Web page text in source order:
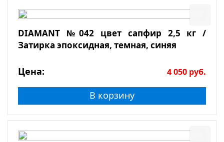
DIAMANT №042 цвет сапфир 2,5 кг /
Затирка эпоксидная, темная, синяя
Цена: 4 050 руб.
В корзину